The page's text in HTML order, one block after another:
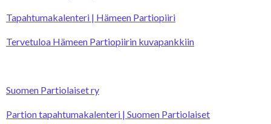
Tapahtumakalenteri | Hämeen Partiopiiri
Tervetuloa Hämeen Partiopiirin kuvapankkiin
Suomen Partiolaiset ry
Partion tapahtumakalenteri | Suomen Partiolaiset